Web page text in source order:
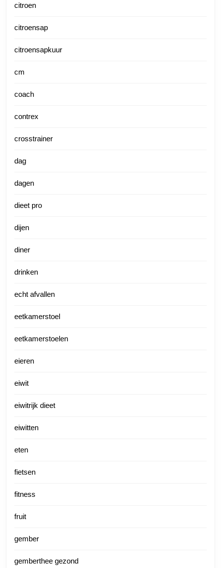
citroen
citroensap
citroensapkuur
cm
coach
contrex
crosstrainer
dag
dagen
dieet pro
dijen
diner
drinken
echt afvallen
eetkamerstoel
eetkamerstoelen
eieren
eiwit
eiwitrijk dieet
eiwitten
eten
fietsen
fitness
fruit
gember
gemberthee gezond